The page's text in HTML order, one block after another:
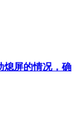
熄屏的情况，确